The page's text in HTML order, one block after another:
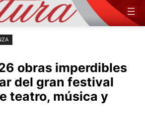
obras imperdibles
del gran festival
teatro, música y